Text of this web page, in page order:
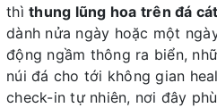
thì thung lũng hoa trên đá
dành nửa ngày hoặc một
động ngầm thông ra biển,
núi đá cho tới không gian
check-in tự nhiên, nơi đây